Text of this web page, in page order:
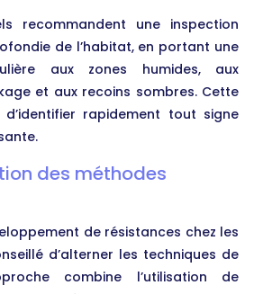
recommandent une inspection
de l’habitat, en portant une
aux zones humides, aux
et aux recoins sombres. Cette
rapidement tout signe
des méthodes
de résistances chez les
d’alterner les techniques de
combine l’utilisation de